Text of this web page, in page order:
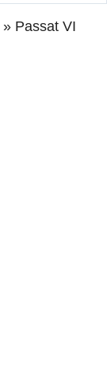
» Passat VI